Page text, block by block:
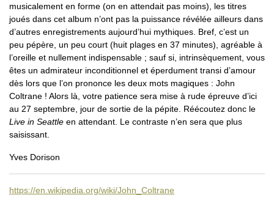
musicalement en forme (on en attendait pas moins), les titres
joués dans cet album n’ont pas la puissance révélée ailleurs dans
d’autres enregistrements aujourd’hui mythiques. Bref, c’est un
peu pépère, un peu court (huit plages en 37 minutes), agréable à
l’oreille et nullement indispensable ; sauf si, intrinsèquement, vous
êtes un admirateur inconditionnel et éperdument transi d’amour
dès lors que l’on prononce les deux mots magiques : John
Coltrane ! Alors là, votre patience sera mise à rude épreuve d’ici
au 27 septembre, jour de sortie de la pépite. Réécoutez donc le
Live in Seattle en attendant. Le contraste n’en sera que plus
saisissant.
Yves Dorison
https://en.wikipedia.org/wiki/John_Coltrane